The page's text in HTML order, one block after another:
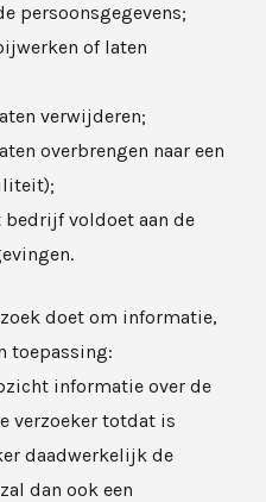
persoonsgegevens;
of laten
verwijderen;
overbrengen naar een
voldoet aan de
doet om informatie,
toepassing:
informatie over de
verzoeker totdat is
daadwerkelijk de
dan ook een